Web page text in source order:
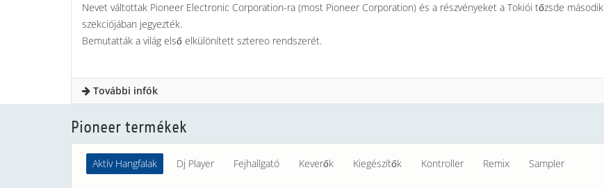
Nevet váltottak Pioneer Electronic Corporation-ra (most Pioneer Corporation) és a részvényeket a Tokiói tőzsde második
szekciójában jegyezték.
Bemutatták a világ első elkülönített sztereo rendszerét.
További infók
Pioneer termékek
Aktív Hangfalak Dj Player Fejhallgató Keverők Kiegészítők Kontroller Remix Sampler